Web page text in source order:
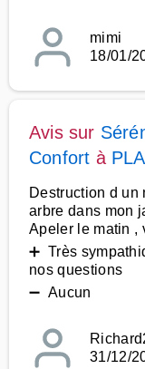
mimi
18/01/
Avis sur
Confort à
Destruction d un
arbre dans mon
Apeler le matin ,
➕ Très
nos questions
➖ Aucun
31/12/